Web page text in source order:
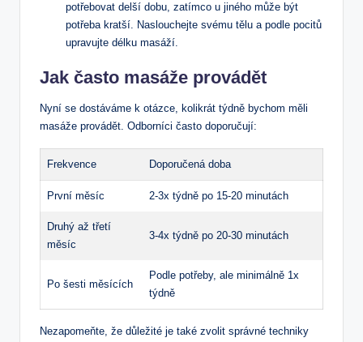
potřebovat delší dobu, zatímco u jiného může být
potřeba kratší. Naslouchejte svému tělu a podle pocitů
upravujte délku masáží.
Jak často masáže provádět
Nyní se dostáváme k otázce, kolikrát týdně bychom měli
masáže provádět. Odborníci často doporučují:
Frekvence Doporučená doba
První měsíc 2-3x týdně po 15-20 minutách
Druhý až třetí
měsíc
3-4x týdně po 20-30 minutách
Po šesti měsících
Podle potřeby, ale minimálně 1x
týdně
Nezapomeňte, že důležité je také zvolit správné techniky